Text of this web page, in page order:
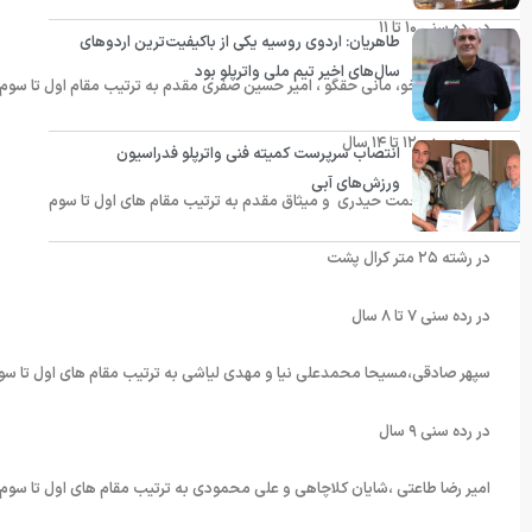
در رده سنی ۱۰ تا ۱۱
آرین خوش خو،‌ مانی حقگو ،‌ امیر حسین صفری مقدم به ترتیب مقام اول تا سوم
در رده سنی ۱۲ تا ۱۴ سال
علی براری،‌رحمت حیدری و میثاق مقدم به ترتیب مقام های اول تا سوم
در رشته ۲۵ متر کرال پشت
در رده سنی ۷ تا ۸ سال
سپهر صادقی،‌مسیحا محمدعلی نیا و مهدی لیاشی به ترتیب مقام های اول تا
در رده سنی ۹ سال
امیر رضا طاعتی ،‌شایان کلاچاهی و علی محمودی به ترتیب مقام های اول تا سوم
طاهریان: اردوی روسیه یکی از باکیفیت‌ترین اردوهای
سال‌های اخیر تیم ملی واترپلو بود
انتصاب سرپرست کمیته فنی واترپلو فدراسیون
ورزش‌های آبی